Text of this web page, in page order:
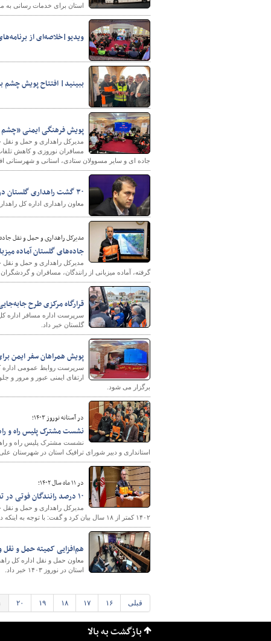
استان برای خدمات رسانی به
ویدیو|خلاصه‌ای از
ببینید| افتتاح پویش چشم
پویش فرهنگی ایمنی «چشم
مدیرکل راهداری و حمل و نقل
مسافران نوروزی و کاهش
جاده ای و سایر مسوولان ستادی، استانی و شهرستانی
۳۰ گشت راهداری گلستان در طرح نوروزی فعال است
معاون راهداری اداره کل راهداری و حمل و نقل
مدیرکل راهداری و حمل و نقل
جاده‌های گلستان آماده
مدیرکل راهداری و حمل و نقل
گرفته، آماده میزبانی از رانندگان، مسافران و
قرارگاه مرکزی طرح
سرپرست اداره مسافر اداره
گلستان خبر داد.
پویش همراهان سفر ایمن
سرپرست روابط عمومی اداره
برگزار می شود.
در آستانه نوروز ۱۴۰۳؛
نشست مشترک پلیس راه و
نشست مشترک پلیس راه و
استانداری و دبیر شورای ترافیک استان در شهرستان علی
در ۱۱ ماه سال ۱۴۰۲؛
۱۰ درصد رانندگان فوتی در تصادفات جاده‌ای کمتر از ۱۸ سال سن داشتند
۱۴۰۲ کمتر از ۱۸ سال بیان کرد و گفت: با توجه به اینکه دارا بودن گواهینامه موضوع مهمی است، نظارت بیشتری لازم است بر این موضوع شود.
هم‌افزایی کمیته حمل و
معاون حمل و نقل اداره کل
استان در نوروز ۱۴۰۳ خبر داد.
قبلی ۱۶ ۱۷ ۱۸ ۱۹ ۲۰
بازگشت به بالا